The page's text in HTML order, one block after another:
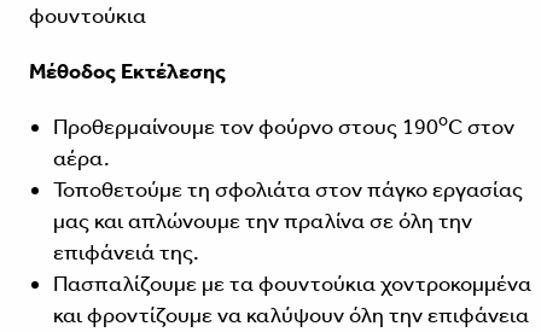
φουντούκια
Μέθοδος Εκτέλεσης
Προθερμαίνουμε τον φούρνο στους 190οC στον
αέρα.
Τοποθετούμε τη σφολιάτα στον πάγκο εργασίας
μας και απλώνουμε την πραλίνα σε όλη την
επιφάνειά της.
Πασπαλίζουμε με τα φουντούκια χοντροκομμένα
και φροντίζουμε να καλύψουν όλη την επιφάνεια